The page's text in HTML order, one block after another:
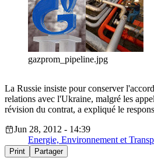
gazprom_pipeline.jpg
La Russie insiste pour conserver
relations avec l'Ukraine, malgré les
révision du contrat, a expliqué le
Jun 28, 2012 - 14:39
Energie, Environnement et
Print Partager